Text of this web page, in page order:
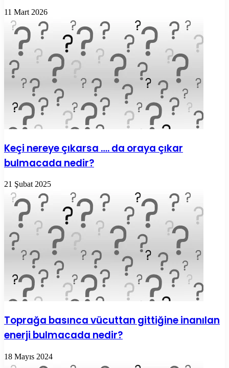
11 Mart 2026
Keçi nereye çıkarsa …. da oraya çıkar
bulmacada nedir?
21 Şubat 2025
Toprağa basınca vücuttan gittiğine inanılan
enerji bulmacada nedir?
18 Mayıs 2024